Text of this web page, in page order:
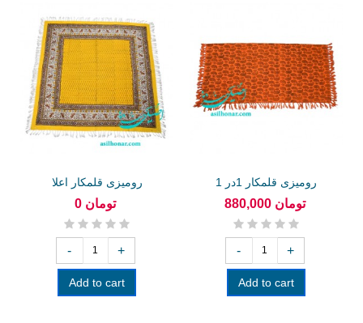
رومیزی قلمکار اعلا
0 تومان
- +
Add to cart
رومیزی قلمکار 1در 1
880,000 تومان
- +
Add to cart